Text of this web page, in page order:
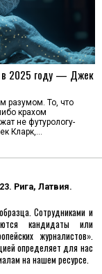
в 2025 году — Джек
разумом. То, что
крахом
не футурологу-
Кларк,…
Рига, Латвия.
Сотрудниками и
кандидаты или
журналистов».
определяет для нас
на нашем ресурсе.